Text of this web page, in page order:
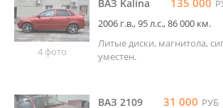
4 фото
ВАЗ Kalina 135 000
2006 г.в., 95 л.c., 86 000 км.
Литые диски, магнитола,
уместен.
ВАЗ 2109 31 000 РУБ